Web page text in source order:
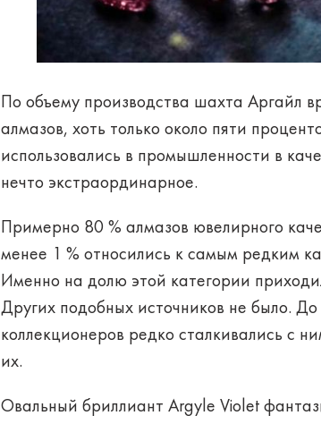
По объему производства шахта Аргайл
алмазов, хоть только около пяти
использовались в промышленности в
нечто экстраординарное.
Примерно 80 % алмазов ювелирного
менее 1 % относились к самым редким
Именно на долю этой категории
Других подобных источников не было.
коллекционеров редко сталкивались с
их.
Овальный бриллиант Argyle Violet